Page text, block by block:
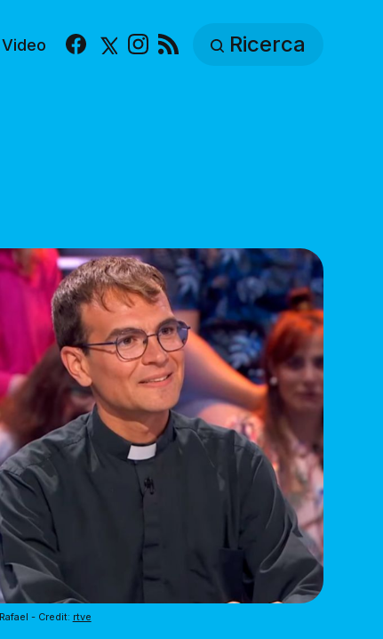
Video Facebook
X Instagram Ricerca
- Credit: rtve